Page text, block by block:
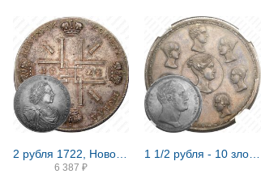
2 рубля 1722, Новодел
6 387 ₽
1 1/2 рубля - 10 злотых 1836, семейный, П. У., Новодел